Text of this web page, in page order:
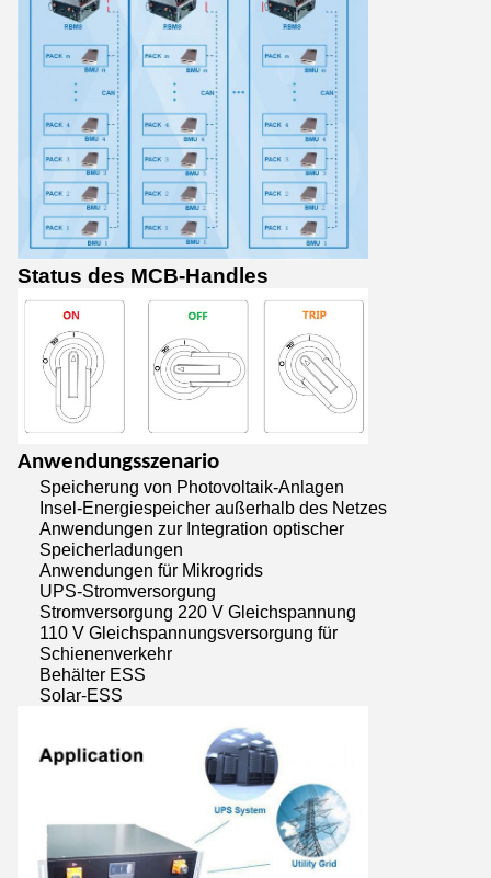
Status des MCB-Handles
Anwendungsszenario
Speicherung von Photovoltaik-Anlagen
Insel-Energiespeicher außerhalb des Netzes
Anwendungen zur Integration optischer
Speicherladungen
Anwendungen für Mikrogrids
UPS-Stromversorgung
Stromversorgung 220 V Gleichspannung
110 V Gleichspannungsversorgung für
Schienenverkehr
Behälter ESS
Solar-ESS